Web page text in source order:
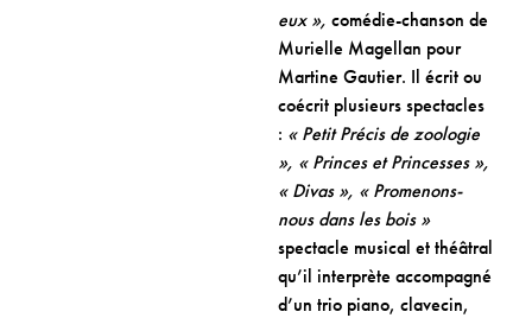
eux », comédie-chanson de
Murielle Magellan pour
Martine Gautier. Il écrit ou
coécrit plusieurs spectacles
: « Petit Précis de zoologie
», « Princes et Princesses »,
« Divas », « Promenons-
nous dans les bois »
spectacle musical et théâtral
qu’il interprète accompagné
d’un trio piano, clavecin,